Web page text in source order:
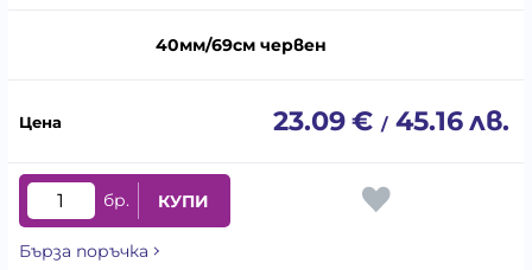
40мм/69см червен
23.09€ / 45.16лв.
бр. КУПИ
Бърза поръчка